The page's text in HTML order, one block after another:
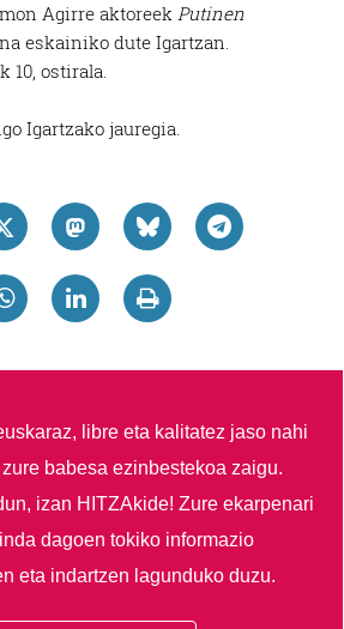
Agirre aktoreekPutinen
eskainiko dute Igartzan.
10, ostirala.
Igartzako jauregia.
libre eta kalitatez jaso nahi
babesa ezinbestekoa zaigu.
izan HITZAkide!Zure ekarpenari
dagoen tokiko informazio
eta indartzen lagunduko duzu.